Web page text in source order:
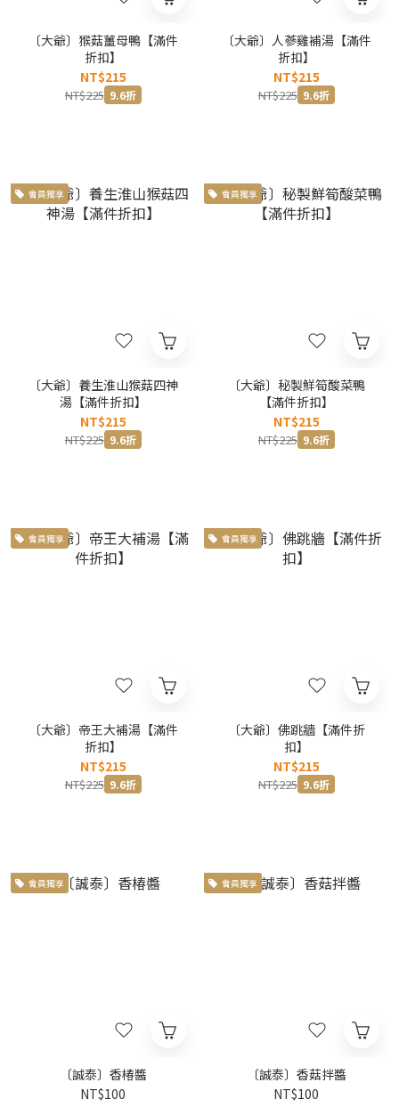
〔大爺〕猴菇薑母鴨【滿件
折扣】
NT$215
NT$225 9.6折
〔大爺〕人蔘雞補湯【滿件
折扣】
NT$215
NT$225 9.6折
會員獨享
〔大爺〕養生淮山猴菇四神
湯【滿件折扣】
NT$215
NT$225 9.6折
會員獨享
〔大爺〕秘製鮮筍酸菜鴨
【滿件折扣】
NT$215
NT$225 9.6折
會員獨享
〔大爺〕帝王大補湯【滿件
折扣】
NT$215
NT$225 9.6折
會員獨享
〔大爺〕佛跳牆【滿件折
扣】
NT$215
NT$225 9.6折
會員獨享
〔誠泰〕香椿醬
NT$100
會員獨享
〔誠泰〕香菇拌醬
NT$100